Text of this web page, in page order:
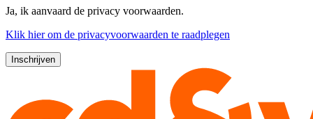
Ja, ik aanvaard de privacy voorwaarden.
Klik hierom de privacyvoorwaarden te raadplegen